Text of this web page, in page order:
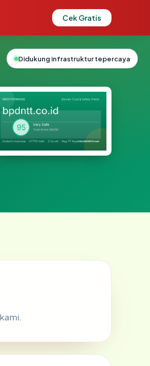
Cek Gratis
Didukung infrastruktur tepercaya